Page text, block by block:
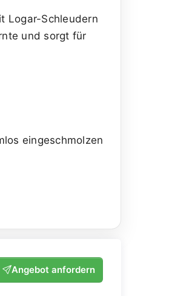
Logar-Schleudern
und sorgt für
eingeschmolzen
Angebot anfordern